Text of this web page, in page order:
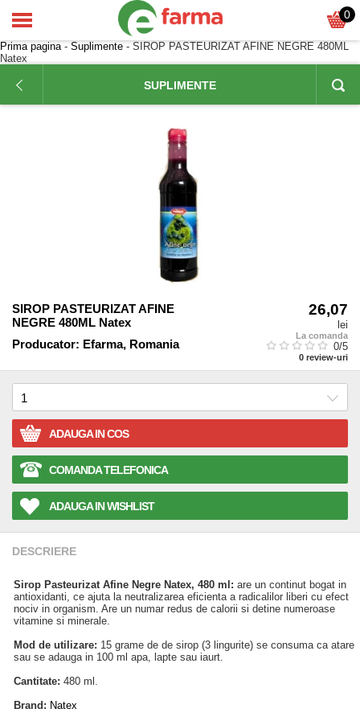
0
Prima pagina- Suplimente - SIROP PASTEURIZAT AFINE NEGRE 480ML
Natex
SUPLIMENTE
SIROP PASTEURIZAT AFINE
NEGRE 480ML Natex
Producator: Efarma, Romania
26,07
lei
La comanda
0/5
0 review-uri
ADAUGA IN COS
COMANDA TELEFONICA
ADAUGA IN WISHLIST
DESCRIERE
Sirop Pasteurizat Afine Negre Natex, 480 ml: are un continut bogat in
antioxidanti, ce ajuta la neutralizarea eficienta a radicalilor liberi cu efect
nociv in organism. Are un numar redus de calorii si detine numeroase
vitamine si minerale.
Mod de utilizare: 15 grame de de sirop (3 lingurite) se consuma ca atare
sau se adauga in 100 ml apa, lapte sau iaurt.
Cantitate: 480 ml.
Brand: Natex